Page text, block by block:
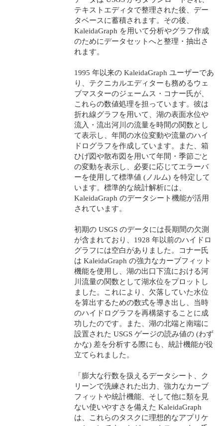
テキストエディタで整理された後、デー
タベースに蓄積されます。その後、
KaleidaGraph を用いて分析やグラフ作成
のためにデータセットへと整理・抽出さ
れます。
1995 年以来の KaleidaGraph ユーザーであ
り、テクニカルエディターも務めるウェ
ブマスターのジェームス・コナー氏が、
これらの数値処理を担っています。彼は
折れ線グラフを用いて、湖の表面水位や
流入・流出河川の流量を時間の関数とし
て表示し、年間の水位変動や流量のハイ
ドログラフを作成しています。また、箱
ひげ図や散布図を用いて年間・季節ごと
の変動を表示し、必要に応じてエラーバ
ーを使用して標準値 (ノルム) を特定して
います。標準的な統計解析には、
KaleidaGraph のデータシート機能が活用
されています。
初期の USGS のデータには長期間の欠測
が含まれており、1928 年以前のハイドロ
グラフには空白がありました。コナー氏
は KaleidaGraph の強力なカーブフィット
機能を使用し、湖の出口下流における河
川流量の関数として湖水位をプロットし
ました。これにより、欠落していた水位
を算出するための数式を導き出し、当時
のハイドログラフを再構築することに成
功したのです。また、湖の北端と南端に
設置された USGS ゲージの読み値の (わず
かな) 差を分析する際にも、統計機能が役
立てられました。
「膨大な行数を扱えるデータシート、ク
リーンで洗練された出力、強力なカーブ
フィットや統計機能、そして他に類を見
ない使いやすさを備えた KaleidaGraph
は、これらのタスクに理想的なアプリケ